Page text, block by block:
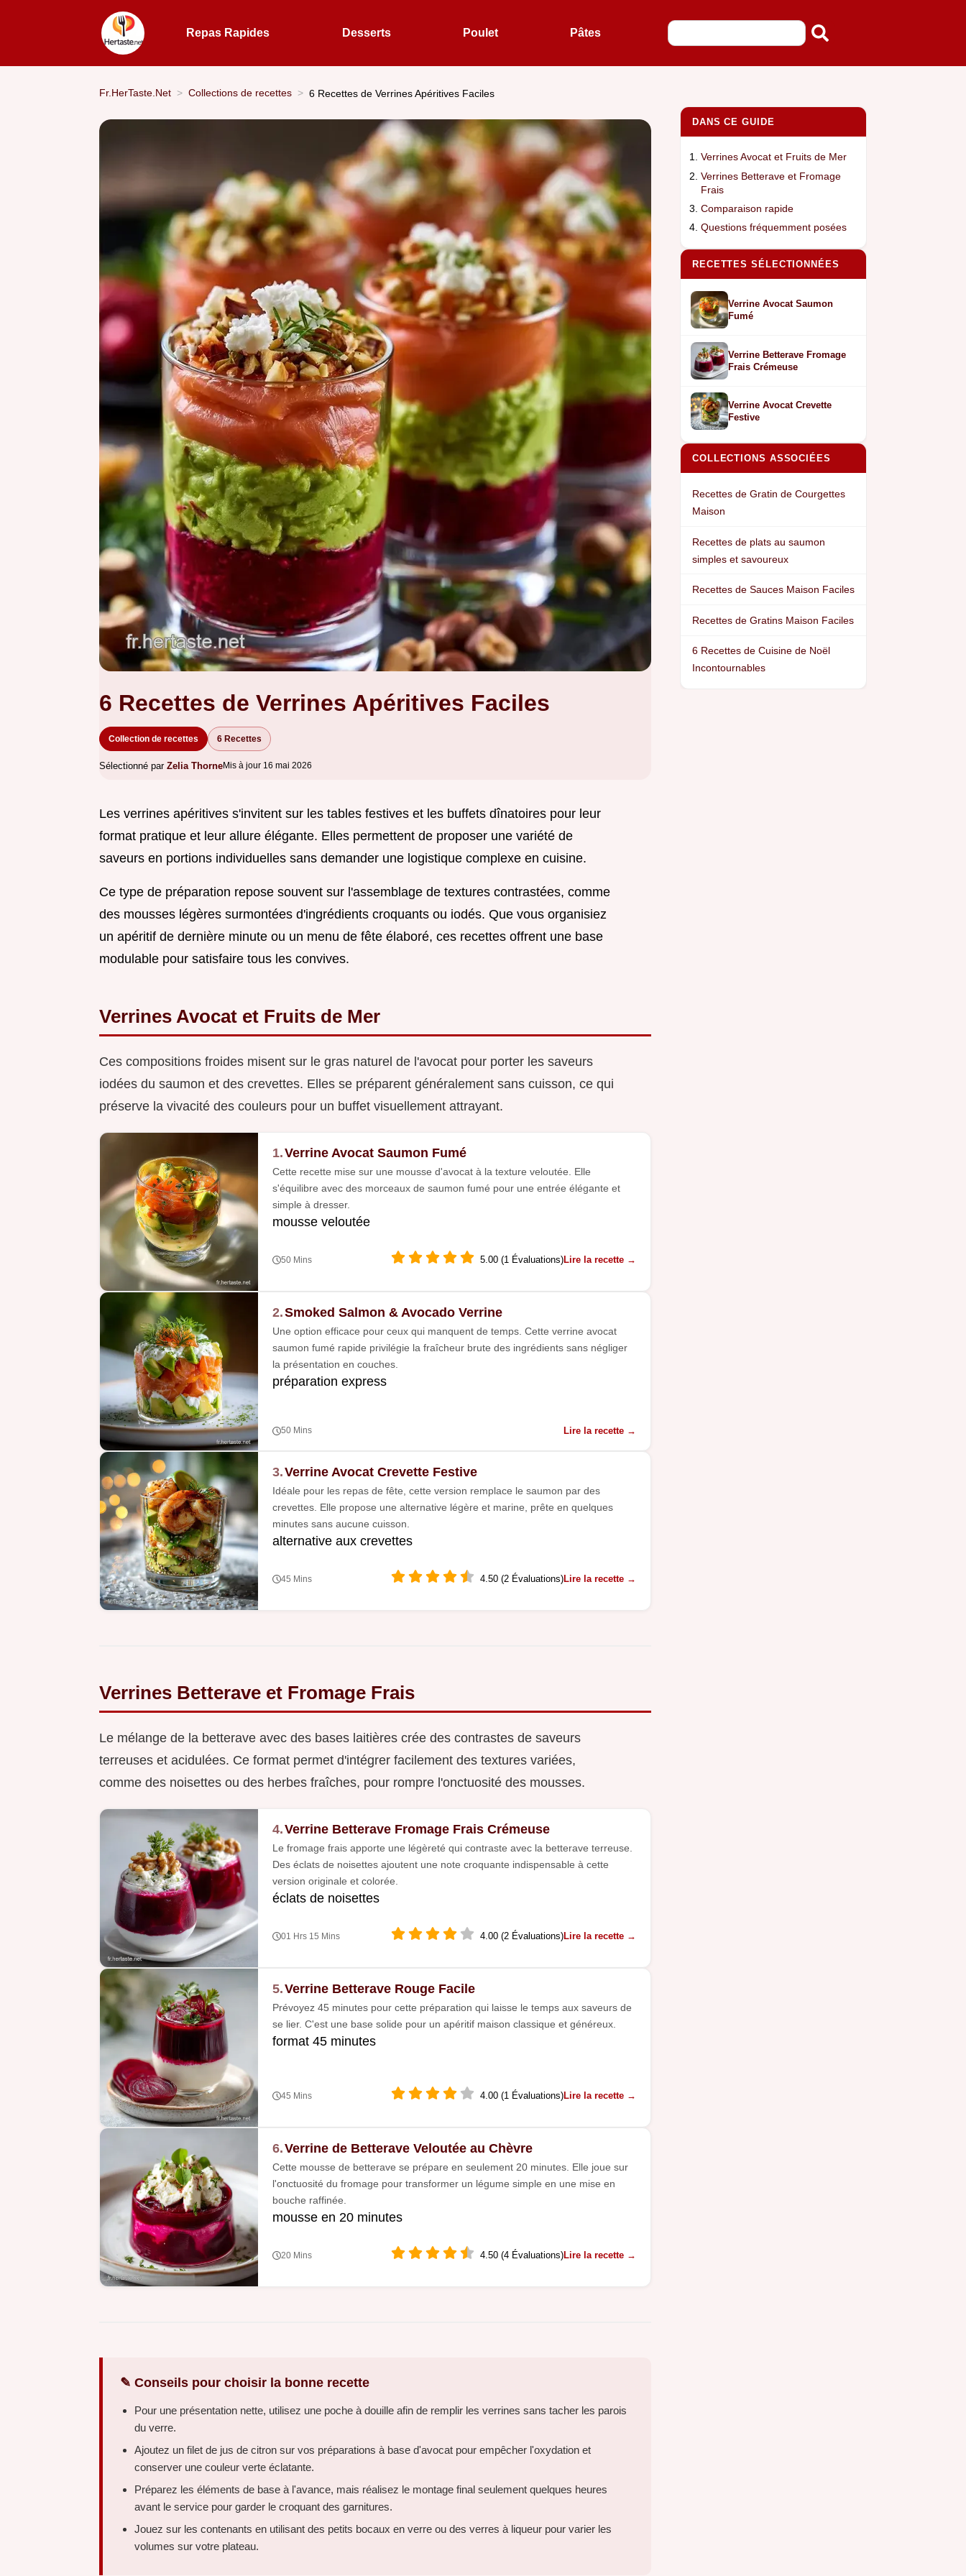
Repas Rapides Desserts Poulet Pâtes
Fr.HerTaste.Net Collections de recettes 6 Recettes de Verrines Apéritives Faciles
6 Recettes de Verrines Apéritives Faciles
Collection de recettes 6 Recettes
Sélectionné par Zelia ThorneMis à jour 16 mai 2026
Les verrines apéritives s'invitent sur les tables festives et les buffets dînatoires pour leur
format pratique et leur allure élégante. Elles permettent de proposer une variété de
saveurs en portions individuelles sans demander une logistique complexe en cuisine.
Ce type de préparation repose souvent sur l'assemblage de textures contrastées, comme
des mousses légères surmontées d'ingrédients croquants ou iodés. Que vous organisiez
un apéritif de dernière minute ou un menu de fête élaboré, ces recettes offrent une base
modulable pour satisfaire tous les convives.
Verrines Avocat et Fruits de Mer
Ces compositions froides misent sur le gras naturel de l'avocat pour porter les saveurs
iodées du saumon et des crevettes. Elles se préparent généralement sans cuisson, ce qui
préserve la vivacité des couleurs pour un buffet visuellement attrayant.
1.Verrine Avocat Saumon Fumé
Cette recette mise sur une mousse d'avocat à la texture veloutée. Elle
s'équilibre avec des morceaux de saumon fumé pour une entrée élégante et
simple à dresser.
mousse veloutée
50 Mins 5.00 (1 Évaluations)Lire la recette →
2.Smoked Salmon & Avocado Verrine
Une option efficace pour ceux qui manquent de temps. Cette verrine avocat
saumon fumé rapide privilégie la fraîcheur brute des ingrédients sans négliger
la présentation en couches.
préparation express
50 Mins Lire la recette →
3.Verrine Avocat Crevette Festive
Idéale pour les repas de fête, cette version remplace le saumon par des
crevettes. Elle propose une alternative légère et marine, prête en quelques
minutes sans aucune cuisson.
alternative aux crevettes
45 Mins 4.50 (2 Évaluations)Lire la recette →
Verrines Betterave et Fromage Frais
Le mélange de la betterave avec des bases laitières crée des contrastes de saveurs
terreuses et acidulées. Ce format permet d'intégrer facilement des textures variées,
comme des noisettes ou des herbes fraîches, pour rompre l'onctuosité des mousses.
4.Verrine Betterave Fromage Frais Crémeuse
Le fromage frais apporte une légèreté qui contraste avec la betterave terreuse.
Des éclats de noisettes ajoutent une note croquante indispensable à cette
version originale et colorée.
éclats de noisettes
01 Hrs 15 Mins 4.00 (2 Évaluations)Lire la recette →
5.Verrine Betterave Rouge Facile
Prévoyez 45 minutes pour cette préparation qui laisse le temps aux saveurs de
se lier. C'est une base solide pour un apéritif maison classique et généreux.
format 45 minutes
45 Mins 4.00 (1 Évaluations)Lire la recette →
6.Verrine de Betterave Veloutée au Chèvre
Cette mousse de betterave se prépare en seulement 20 minutes. Elle joue sur
l'onctuosité du fromage pour transformer un légume simple en une mise en
bouche raffinée.
mousse en 20 minutes
20 Mins 4.50 (4 Évaluations)Lire la recette →
✎ Conseils pour choisir la bonne recette
Pour une présentation nette, utilisez une poche à douille afin de remplir les verrines sans tacher les parois
du verre.
Ajoutez un filet de jus de citron sur vos préparations à base d'avocat pour empêcher l'oxydation et
conserver une couleur verte éclatante.
Préparez les éléments de base à l'avance, mais réalisez le montage final seulement quelques heures
avant le service pour garder le croquant des garnitures.
Jouez sur les contenants en utilisant des petits bocaux en verre ou des verres à liqueur pour varier les
volumes sur votre plateau.
DANS CE GUIDE
Verrines Avocat et Fruits de Mer
Verrines Betterave et Fromage
Frais
Comparaison rapide
Questions fréquemment posées
RECETTES SÉLECTIONNÉES
Verrine Avocat Saumon
Fumé
Verrine Betterave Fromage
Frais Crémeuse
Verrine Avocat Crevette
Festive
COLLECTIONS ASSOCIÉES
Recettes de Gratin de Courgettes
Maison
Recettes de plats au saumon
simples et savoureux
Recettes de Sauces Maison Faciles
Recettes de Gratins Maison Faciles
6 Recettes de Cuisine de Noël
Incontournables